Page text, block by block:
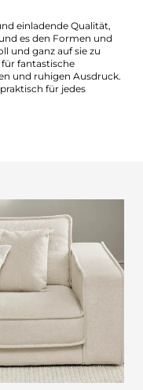
einladende Qualität,
es den Formen und
und ganz auf sie zu
fantastische
und ruhigen Ausdruck.
für jedes